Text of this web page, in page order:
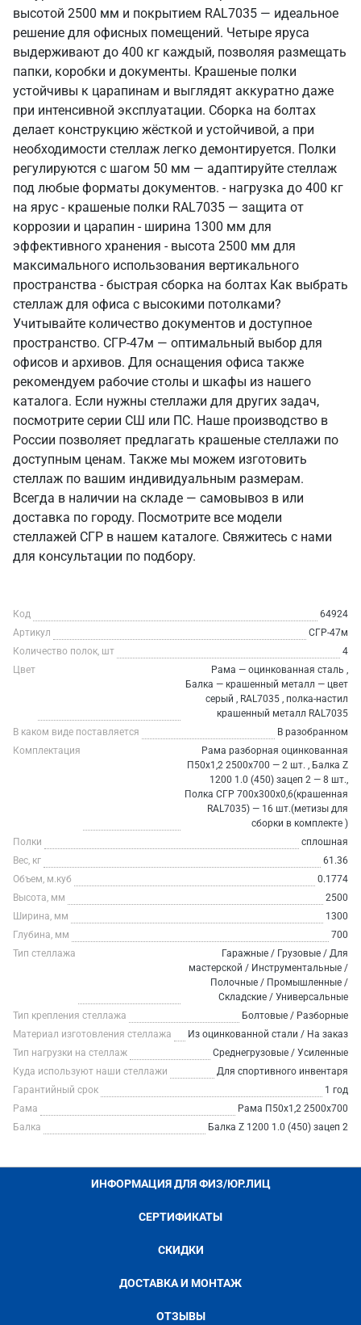
высотой 2500 мм и покрытием RAL7035 — идеальное
решение для офисных помещений. Четыре яруса
выдерживают до 400 кг каждый, позволяя размещать
папки, коробки и документы. Крашеные полки
устойчивы к царапинам и выглядят аккуратно даже
при интенсивной эксплуатации. Сборка на болтах
делает конструкцию жёсткой и устойчивой, а при
необходимости стеллаж легко демонтируется. Полки
регулируются с шагом 50 мм — адаптируйте стеллаж
под любые форматы документов. - нагрузка до 400 кг
на ярус - крашеные полки RAL7035 — защита от
коррозии и царапин - ширина 1300 мм для
эффективного хранения - высота 2500 мм для
максимального использования вертикального
пространства - быстрая сборка на болтах Как выбрать
стеллаж для офиса с высокими потолками?
Учитывайте количество документов и доступное
пространство. СГР-47м — оптимальный выбор для
офисов и архивов. Для оснащения офиса также
рекомендуем рабочие столы и шкафы из нашего
каталога. Если нужны стеллажи для других задач,
посмотрите серии СШ или ПС. Наше производство в
России позволяет предлагать крашеные стеллажи по
доступным ценам. Также мы можем изготовить
стеллаж по вашим индивидуальным размерам.
Всегда в наличии на складе — самовывоз в или
доставка по городу. Посмотрите все модели
стеллажей СГР в нашем каталоге. Свяжитесь с нами
для консультации по подбору.
Код
64924
Артикул
СГР-47м
Количество полок, шт
4
Цвет
Рама — оцинкованная сталь ,
Балка — крашенный металл — цвет
серый , RAL7035 , полка-настил
крашенный металл RAL7035
В каком виде поставляется
В разобранном
Комплектация
Рама разборная оцинкованная
П50х1,2 2500х700 — 2 шт. , Балка Z
1200 1.0 (450) зацеп 2 — 8 шт.,
Полка СГР 700х300х0,6(крашенная
RAL7035) — 16 шт.(метизы для
сборки в комплекте )
Полки
сплошная
Вес, кг
61.36
Объем, м.куб
0.1774
Высота, мм
2500
Ширина, мм
1300
Глубина, мм
700
Тип стеллажа
Гаражные / Грузовые / Для
мастерской / Инструментальные /
Полочные / Промышленные /
Складские / Универсальные
Тип крепления стеллажа
Болтовые / Разборные
Материал изготовления стеллажа
Из оцинкованной стали / На заказ
Тип нагрузки на стеллаж
Среднегрузовые / Усиленные
Куда используют наши стеллажи
Для спортивного инвентаря
Гарантийный срок
1 год
Рама
Рама П50х1,2 2500х700
Балка
Балка Z 1200 1.0 (450) зацеп 2
ИНФОРМАЦИЯ ДЛЯ ФИЗ/ЮР.ЛИЦ
СЕРТИФИКАТЫ
СКИДКИ
ДОСТАВКА И МОНТАЖ
ОТЗЫВЫ